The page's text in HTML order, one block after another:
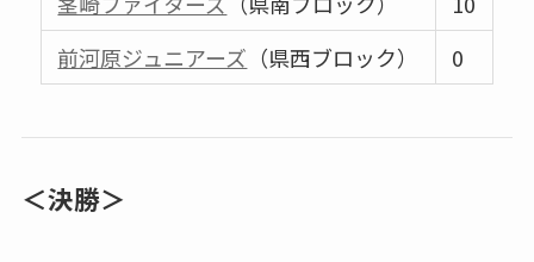
前河原ジュニアーズ （県西ブロック） 0
＜決勝＞